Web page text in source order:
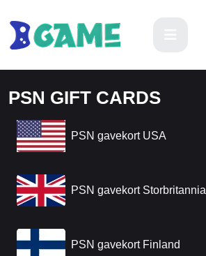
PSN GIFT CARDS
PSN gavekort USA
PSN gavekort Storbritannia
PSN gavekort Finland